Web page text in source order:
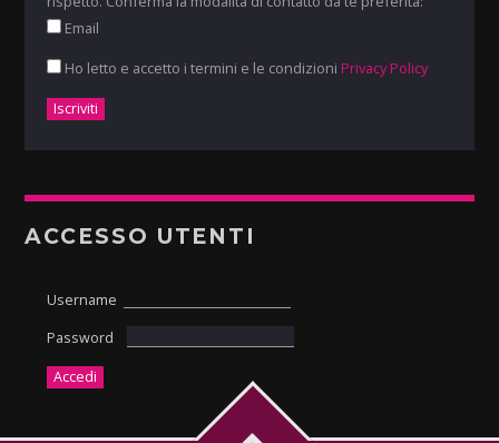
Email
Ho letto e accetto i termini e le condizioni Privacy Policy
ACCESSO UTENTI
Username
Password